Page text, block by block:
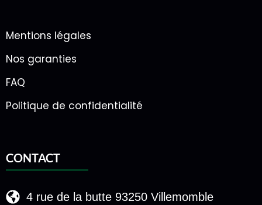
Mentions légales
Nos garanties
FAQ
Politique de confidentialité
CONTACT
4 rue de la butte 93250 Villemomble